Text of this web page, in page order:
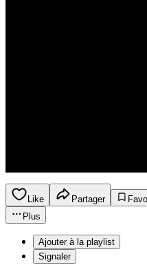
Like Partager
Plus
Ajouter à la playlist
Signaler